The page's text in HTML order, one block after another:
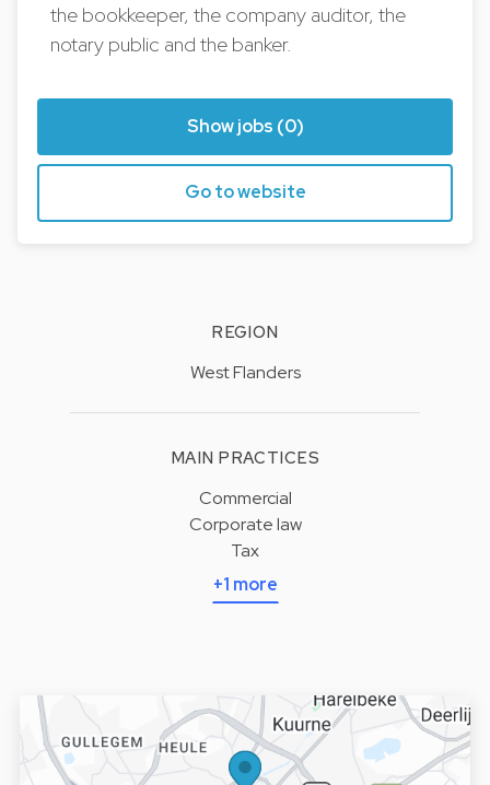
the bookkeeper, the company auditor, the
notary public and the banker.
Show jobs (0)
Go to website
REGION
West Flanders
MAIN PRACTICES
Commercial
Corporate law
Tax
+1 more